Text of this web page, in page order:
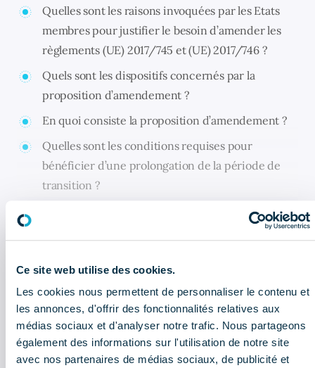
Ce site web utilise des cookies.
Les cookies nous permettent de personnaliser le contenu et
les annonces, d'offrir des fonctionnalités relatives aux
médias sociaux et d'analyser notre trafic. Nous partageons
également des informations sur l'utilisation de notre site
avec nos partenaires de médias sociaux, de publicité et
Quelles sont les raisons invoquées par les Etats
membres pour justifier le besoin d’amender les
règlements (UE) 2017/745 et (UE) 2017/746 ?
Quels sont les dispositifs concernés par la
proposition d’amendement ?
En quoi consiste la proposition d’amendement ?
Quelles sont les conditions requises pour
bénéficier d’une prolongation de la période de
transition ?
Quelles sont les suites attendues par rapport à la
?
CELA PEUT AUSSI VOUS INTÉRESSER